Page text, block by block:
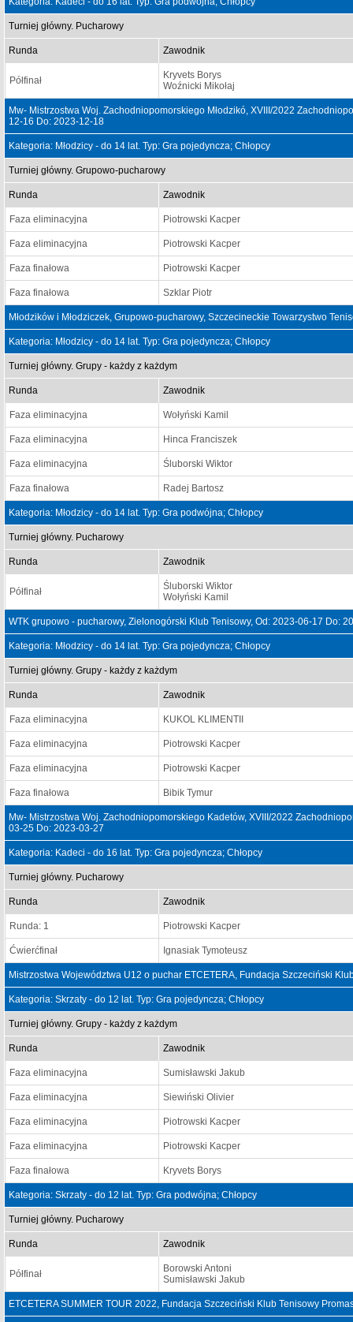
Turniej główny. Pucharowy
Runda Zawodnik
Półfinał
Kryvets Borys
Woźnicki Mikołaj
Mw- Mistrzostwa Woj. Zachodniopomorskiego Młodzikó, XVIII/2022
12-16 Do: 2023-12-18
Kategoria: Młodzicy - do 14 lat. Typ: Gra pojedyncza; Chłopcy
Turniej główny. Grupowo-pucharowy
Runda Zawodnik
Faza eliminacyjna Piotrowski Kacper
Faza eliminacyjna Piotrowski Kacper
Faza finałowa Piotrowski Kacper
Faza finałowa Szklar Piotr
Młodzików i Młodziczek, Grupowo-pucharowy, Szczecineckie Towarzystwo
Kategoria: Młodzicy - do 14 lat. Typ: Gra pojedyncza; Chłopcy
Turniej główny. Grupy - każdy z każdym
Runda Zawodnik
Faza eliminacyjna Wołyński Kamil
Faza eliminacyjna Hinca Franciszek
Faza eliminacyjna Śluborski Wiktor
Faza finałowa Radej Bartosz
Kategoria: Młodzicy - do 14 lat. Typ: Gra podwójna; Chłopcy
Turniej główny. Pucharowy
Runda Zawodnik
Półfinał
Śluborski Wiktor
Wołyński Kamil
WTK grupowo - pucharowy, Zielonogórski Klub Tenisowy, Od: 2023-06-17 Do:
Kategoria: Młodzicy - do 14 lat. Typ: Gra pojedyncza; Chłopcy
Turniej główny. Grupy - każdy z każdym
Runda Zawodnik
Faza eliminacyjna KUKOL KLIMENTII
Faza eliminacyjna Piotrowski Kacper
Faza eliminacyjna Piotrowski Kacper
Faza finałowa Bibik Tymur
Mw- Mistrzostwa Woj. Zachodniopomorskiego Kadetów, XVIII/2022
03-25 Do: 2023-03-27
Kategoria: Kadeci - do 16 lat. Typ: Gra pojedyncza; Chłopcy
Turniej główny. Pucharowy
Runda Zawodnik
Runda: 1 Piotrowski Kacper
Ćwierćfinał Ignasiak Tymoteusz
Mistrzostwa Województwa U12 o puchar ETCETERA, Fundacja Szczeciński
Kategoria: Skrzaty - do 12 lat. Typ: Gra pojedyncza; Chłopcy
Turniej główny. Grupy - każdy z każdym
Runda Zawodnik
Faza eliminacyjna Sumisławski Jakub
Faza eliminacyjna Siewiński Olivier
Faza eliminacyjna Piotrowski Kacper
Faza eliminacyjna Piotrowski Kacper
Faza finałowa Kryvets Borys
Kategoria: Skrzaty - do 12 lat. Typ: Gra podwójna; Chłopcy
Turniej główny. Pucharowy
Runda Zawodnik
Półfinał
Borowski Antoni
Sumisławski Jakub
ETCETERA SUMMER TOUR 2022, Fundacja Szczeciński Klub Tenisowy